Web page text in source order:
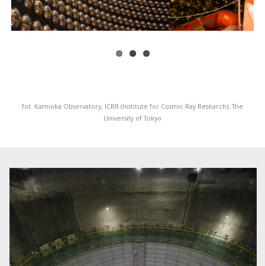
fot. Kamioka Observatory, ICRR (Institute for Cosmic Ray Research), The
University of Tokyo